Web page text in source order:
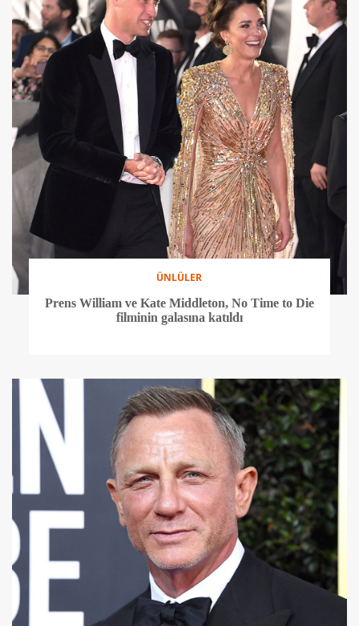
ÜNLÜLER
Prens William ve Kate Middleton, No Time to Die
filminin galasına katıldı